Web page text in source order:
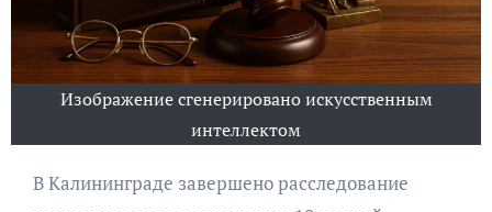
Изображение сгенерировано искусственным
интеллектом
В Калининграде завершено расследование